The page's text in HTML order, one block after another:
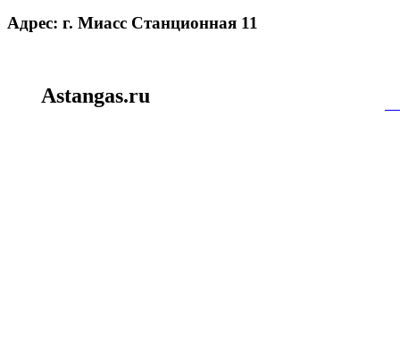
Адрес: г. Миасс Станционная 11
Astangas.ru